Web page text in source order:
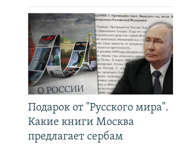
Подарок от "Русского мира".
Какие книги Москва
предлагает сербам